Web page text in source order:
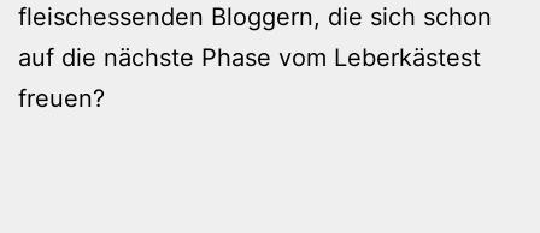
fleischessenden Bloggern, die sich schon
auf die nächste Phase vom Leberkästest
freuen?